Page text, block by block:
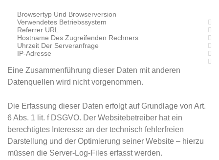
Browsertyp Und Browserversion
Verwendetes Betriebssystem
Referrer URL
Hostname Des Zugreifenden Rechners
Uhrzeit Der Serveranfrage
IP-Adresse
Eine Zusammenführung dieser Daten mit anderen
Datenquellen wird nicht vorgenommen.
Die Erfassung dieser Daten erfolgt auf Grundlage von Art.
6 Abs. 1 lit. f DSGVO. Der Websitebetreiber hat ein
berechtigtes Interesse an der technisch fehlerfreien
Darstellung und der Optimierung seiner Website – hierzu
müssen die Server-Log-Files erfasst werden.